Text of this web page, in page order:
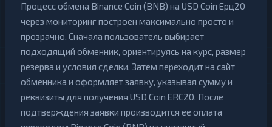
Процесс обмена Binance Coin (BNB) на USD Coin Ерц20
через мониторинг построен максимально просто и
прозрачно. Сначала пользователь выбирает
подходящий обменник, ориентируясь на курс, размер
резерва и условия сделки. Затем переходит на сайт
обменника и оформляет заявку, указывая сумму и
реквизиты для получения USD Coin ERC20. После
подтверждения заявки производится ее оплата